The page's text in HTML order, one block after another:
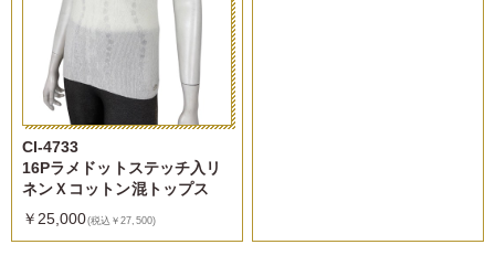
CI-4733
16Pラメドットステッチ入リ
ネンＸコットン混トップス
￥25,000(税込￥27,500)